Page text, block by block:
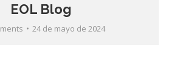
EOL Blog
24 de mayo de 2024